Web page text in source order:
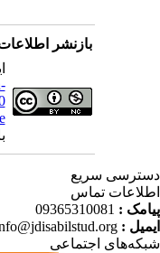
بازنشر اطلاعات
سریع
تماس
:
09365310081
:
info@jdisabilstud.org
اجتماعی